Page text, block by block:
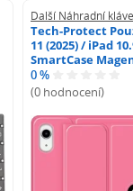
Další Náhradní
Tech-Protect
11 (2025) / iPad
SmartCase
0 %
(0 hodnocení)